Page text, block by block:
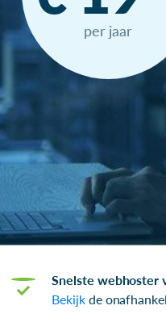
per jaar
Snelste webhoster
Bekijkde